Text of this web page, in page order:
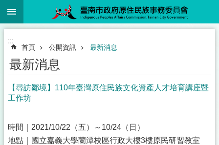
跳到主要內容區塊
:::
首頁 公開資訊 最新消息
最新消息
【尋訪鄒境】110年臺灣原住民族文化資產人才培育講座暨
工作坊
時間｜2021/10/22（五）～10/24（日）
地點｜國立嘉義大學蘭潭校區行政大樓3樓原民研習教室